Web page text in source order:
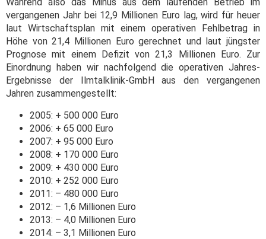
vergangenen Jahr bei 12,9 Millionen Euro lag, wird für heuer
laut Wirtschaftsplan mit einem operativen Fehlbetrag in
Höhe von 21,4 Millionen Euro gerechnet und laut jüngster
Prognose mit einem Defizit von 21,3 Millionen Euro. Zur
Einordnung haben wir nachfolgend die operativen Jahres-
Ergebnisse der Ilmtalklinik-GmbH aus den vergangenen
Jahren zusammengestellt:
2005: + 500 000 Euro
2006: + 65 000 Euro
2007: + 95 000 Euro
2008: + 170 000 Euro
2009: + 430 000 Euro
2010: + 252 000 Euro
2011: – 480 000 Euro
2012: – 1,6 Millionen Euro
2013: – 4,0 Millionen Euro
2014: – 3,1 Millionen Euro